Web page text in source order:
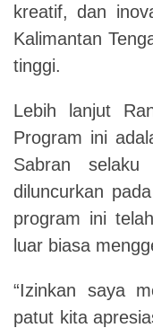
kreatif, dan
Kalimantan
tinggi.
Lebih lanjut
Program ini
Sabran
diluncurkan
program ini
luar biasa
“Izinkan saya
patut kita